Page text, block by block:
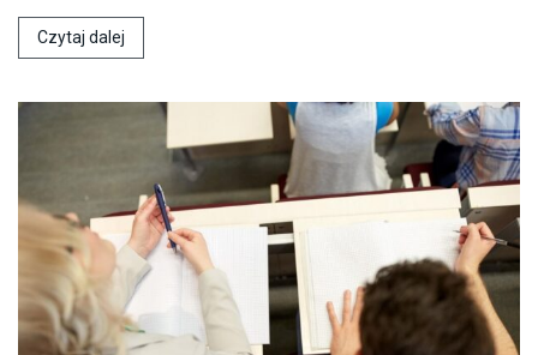
Czytaj dalej